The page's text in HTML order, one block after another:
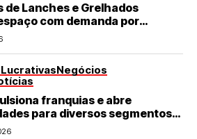
de Lanches e Grelhados
com demanda por
e de qualidade
Negócios
franquias e abre
para diversos segmentos